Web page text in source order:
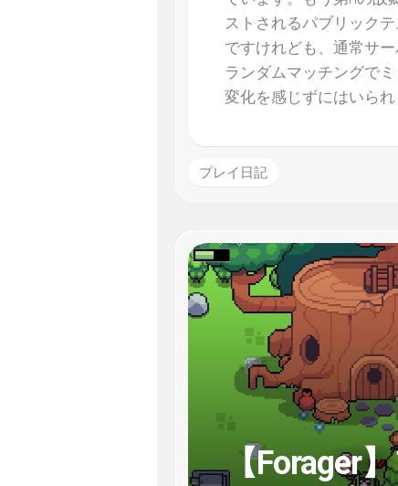
ストされるパブリック
ですけれども、通常サ
ランダムマッチングで
変化を感じずにはいられ
プレイ日記
【Forager